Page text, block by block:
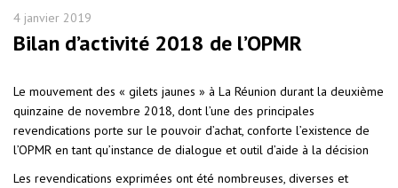
4 janvier 2019
Bilan d’activité 2018 de l’OPMR
Le mouvement des « gilets jaunes » à La Réunion durant la deuxième
quinzaine de novembre 2018, dont l’une des principales
revendications porte sur le pouvoir d’achat, conforte l’existence de
l’OPMR en tant qu’instance de dialogue et outil d’aide à la décision
Les revendications exprimées ont été nombreuses, diverses et